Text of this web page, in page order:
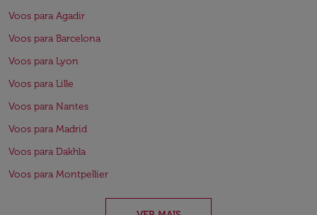
Voos para Agadir
Voos para Barcelona
Voos para Lyon
Voos para Lille
Voos para Nantes
Voos para Madrid
Voos para Dakhla
Voos para Montpellier